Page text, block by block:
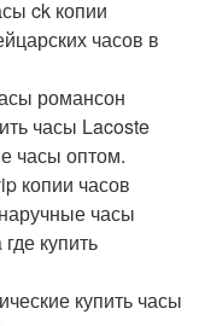
ck копии
часов в
романсон
часы Lacoste
часы оптом.
копии часов
часы
купить
купить часы